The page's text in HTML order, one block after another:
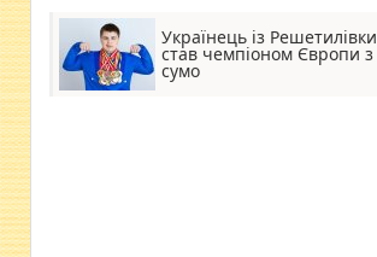
Українець із Решетилівки
став чемпіоном Європи з
сумо